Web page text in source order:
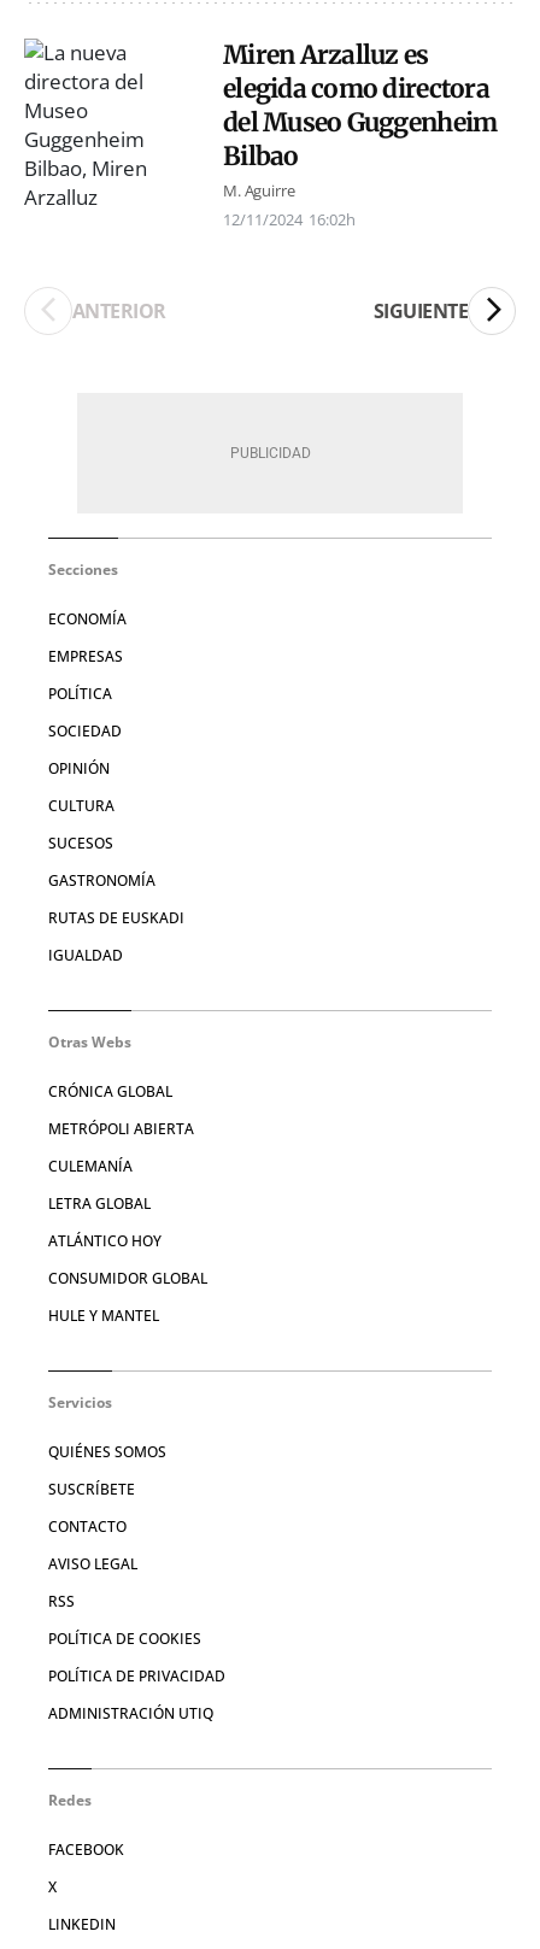
Miren Arzalluz es
elegida como directora
del Museo Guggenheim
Bilbao
M. Aguirre
12/11/2024 16:02h
ANTERIOR SIGUIENTE
Secciones
ECONOMÍA
EMPRESAS
POLÍTICA
SOCIEDAD
OPINIÓN
CULTURA
SUCESOS
GASTRONOMÍA
RUTAS DE EUSKADI
IGUALDAD
Otras Webs
CRÓNICA GLOBAL
METRÓPOLI ABIERTA
CULEMANÍA
LETRA GLOBAL
ATLÁNTICO HOY
CONSUMIDOR GLOBAL
HULE Y MANTEL
Servicios
QUIÉNES SOMOS
SUSCRÍBETE
CONTACTO
AVISO LEGAL
RSS
POLÍTICA DE COOKIES
POLÍTICA DE PRIVACIDAD
ADMINISTRACIÓN UTIQ
Redes
FACEBOOK
X
LINKEDIN